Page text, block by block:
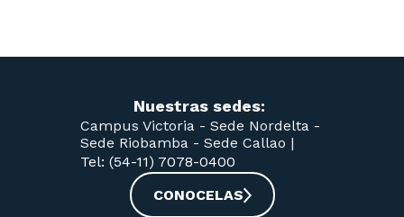
Nuestras sedes:
Campus Victoria - Sede Nordelta -
Sede Riobamba - Sede Callao |
Tel: (54-11) 7078-0400
CONOCELAS